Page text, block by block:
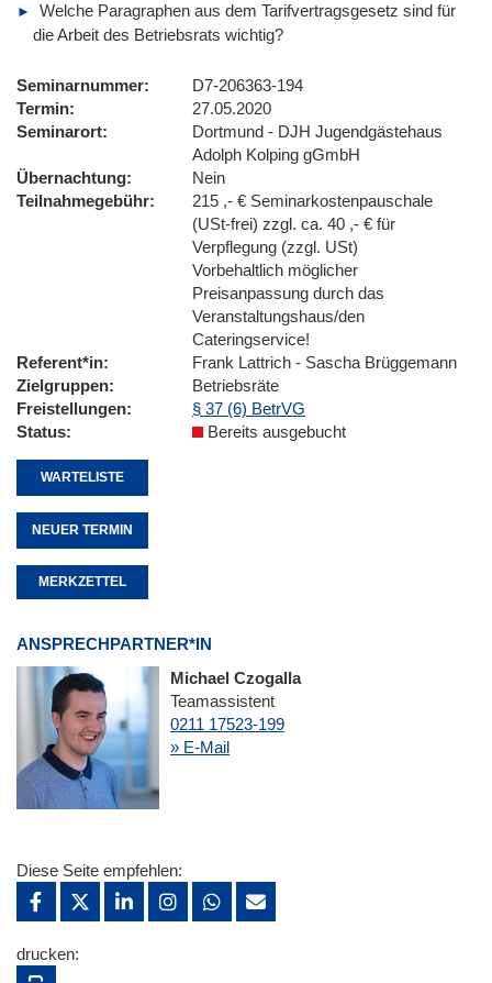
Welche Paragraphen aus dem Tarifvertragsgesetz sind für
die Arbeit des Betriebsrats wichtig?
Seminarnummer
D7-206363-194
Termin
27.05.2020
Seminarort
Dortmund - DJH Jugendgästehaus
Adolph Kolping gGmbH
Übernachtung
Nein
Teilnahmegebühr
215 ,- € Seminarkostenpauschale
(USt-frei) zzgl. ca. 40 ,- € für
Verpflegung (zzgl. USt)
Vorbehaltlich möglicher
Preisanpassung durch das
Veranstaltungshaus/den
Cateringservice!
Referent*in
Frank Lattrich - Sascha Brüggemann
Zielgruppen
Betriebsräte
Freistellungen
§ 37 (6) BetrVG
Status
Bereits ausgebucht
WARTELISTE
NEUER TERMIN
MERKZETTEL
ANSPRECHPARTNER*IN
Michael Czogalla
Teamassistent
0211 17523-199
» E-Mail
Diese Seite empfehlen:
drucken: